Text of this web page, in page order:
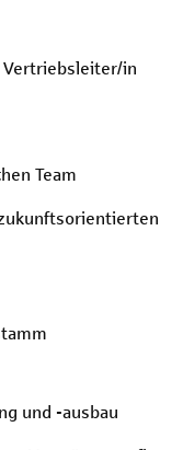
Vertriebsleiter/in
Team
und -ausbau